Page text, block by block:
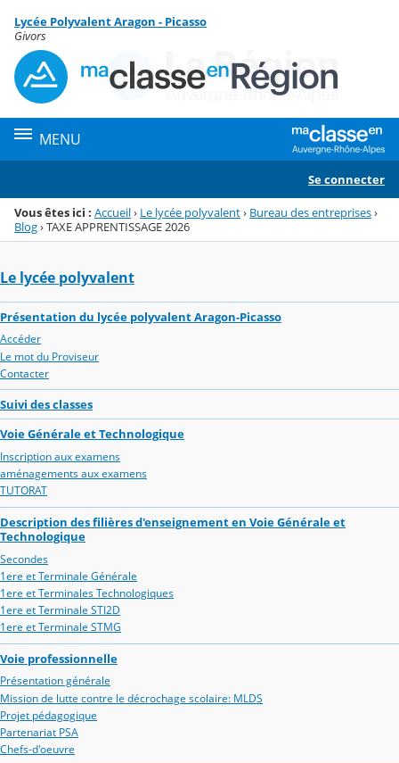
Menu de la rubrique
Contenu
Lycée Polyvalent Aragon - Picasso
Givors
MENU
Se connecter
Vous êtes ici : Accueil› Le lycée polyvalent› Bureau des entreprises›
Blog›TAXE APPRENTISSAGE 2026
Le lycée polyvalent
Présentation du lycée polyvalent Aragon-Picasso
Accéder
Le mot du Proviseur
Contacter
Suivi des classes
Voie Générale et Technologique
Inscription aux examens
aménagements aux examens
TUTORAT
Description des filières d'enseignement en Voie Générale et
Technologique
Secondes
1ere et Terminale Générale
1ere et Terminales Technologiques
1ere et Terminale STI2D
1ere et Terminale STMG
Voie professionnelle
Présentation générale
Mission de lutte contre le décrochage scolaire: MLDS
Projet pédagogique
Partenariat PSA
Chefs-d'oeuvre